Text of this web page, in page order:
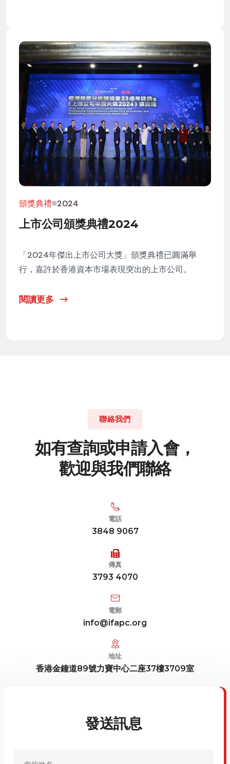
頒獎典禮 2024
上市公司頒獎典禮2024
「2024年傑出上市公司大獎」頒獎典禮已圓滿舉
行，嘉許於香港資本市場表現突出的上市公司。
閱讀更多
聯絡我們
如有查詢或申請入會，
歡迎與我們聯絡
電話
3848 9067
傳真
3793 4070
電郵
info@ifapc.org
地址
香港金鐘道89號力寶中心二座37樓3709室
發送訊息